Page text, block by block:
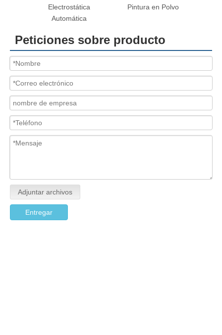
Electrostática
Automática
Pintura en Polvo
Polvo
Peticiones sobre producto
Adjuntar archivos
Entregar